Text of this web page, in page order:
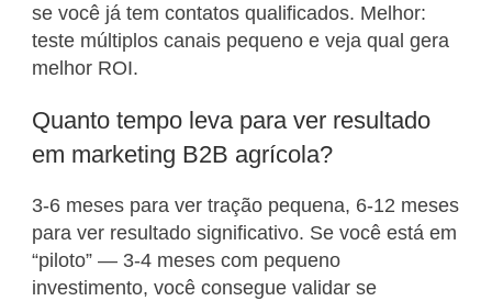
se você já tem contatos qualificados. Melhor:
teste múltiplos canais pequeno e veja qual gera
melhor ROI.
Quanto tempo leva para ver resultado
em marketing B2B agrícola?
3-6 meses para ver tração pequena, 6-12 meses
para ver resultado significativo. Se você está em
“piloto” — 3-4 meses com pequeno
investimento, você consegue validar se